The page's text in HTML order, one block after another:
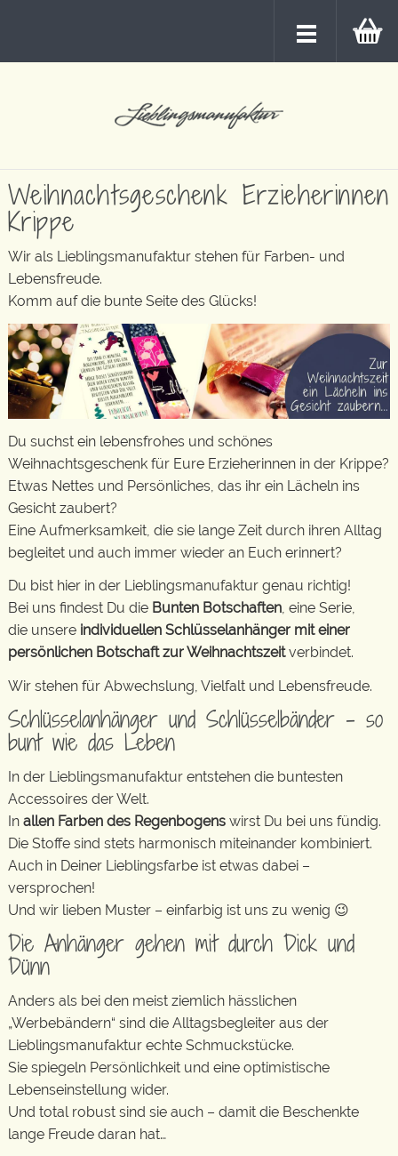
Weihnachtsgeschenk Erzieherinnen
Krippe
Wir als Lieblingsmanufaktur stehen für Farben- und
Lebensfreude.
Komm auf die bunte Seite des Glücks!
Du suchst ein lebensfrohes und schönes
Weihnachtsgeschenk für Eure Erzieherinnen in der Krippe?
Etwas Nettes und Persönliches, das ihr ein Lächeln ins
Gesicht zaubert?
Eine Aufmerksamkeit, die sie lange Zeit durch ihren Alltag
begleitet und auch immer wieder an Euch erinnert?
Du bist hier in der Lieblingsmanufaktur genau richtig!
Bei uns findest Du die Bunten Botschaften, eine Serie,
die unsere individuellen Schlüsselanhänger mit einer
persönlichen Botschaft zur Weihnachtszeitverbindet.
Wir stehen für Abwechslung, Vielfalt und Lebensfreude.
Schlüsselanhänger und Schlüsselbänder – so
bunt wie das Leben
In der Lieblingsmanufaktur entstehen die buntesten
Accessoires der Welt.
In allen Farben des Regenbogens wirst Du bei uns fündig.
Die Stoffe sind stets harmonisch miteinander kombiniert.
Auch in Deiner Lieblingsfarbe ist etwas dabei –
versprochen!
Und wir lieben Muster – einfarbig ist uns zu wenig 😉
Die Anhänger gehen mit durch Dick und
Dünn
Anders als bei den meist ziemlich hässlichen
„Werbebändern“ sind die Alltagsbegleiter aus der
Lieblingsmanufaktur echte Schmuckstücke.
Sie spiegeln Persönlichkeit und eine optimistische
Lebenseinstellung wider.
Und total robust sind sie auch – damit die Beschenkte
lange Freude daran hat…